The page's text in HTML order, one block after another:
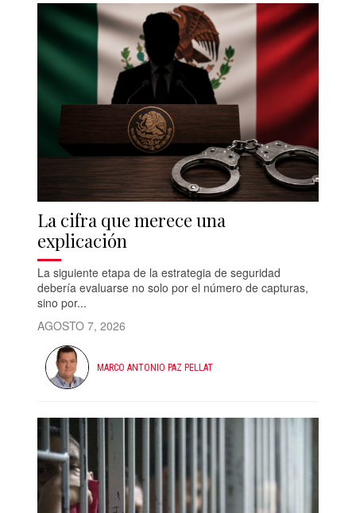
La cifra que merece una
explicación
La siguiente etapa de la estrategia de seguridad
debería evaluarse no solo por el número de capturas,
sino por...
AGOSTO 7, 2026
MARCO ANTONIO PAZ PELLAT